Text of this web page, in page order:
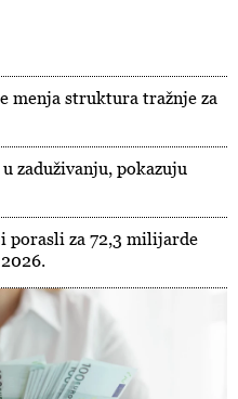
menja struktura tražnje za
zaduživanju, pokazuju
porasli za 72,3 milijarde